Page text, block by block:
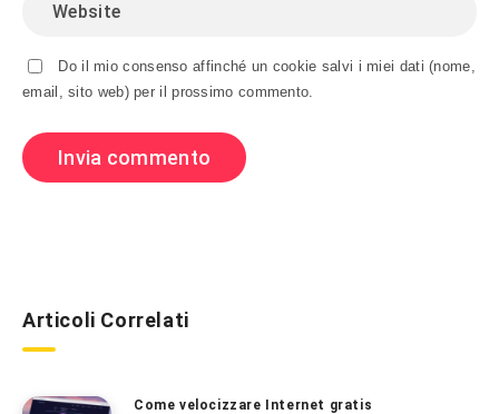
Do il mio consenso affinché un cookie salvi i miei dati (nome,
email, sito web) per il prossimo commento.
Articoli Correlati
Come velocizzare Internet gratis